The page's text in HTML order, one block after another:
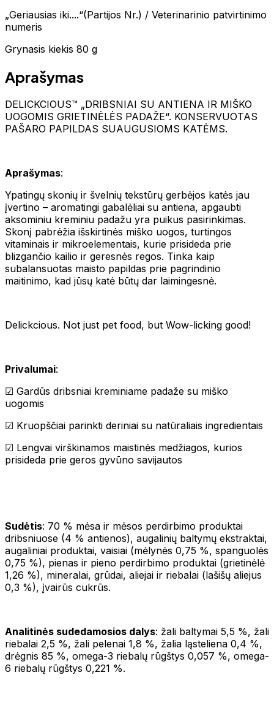
„Geriausias iki....“(Partijos Nr.) / Veterinarinio patvirtinimo
numeris
Grynasis kiekis 80 g
Aprašymas
DELICKCIOUS™ „DRIBSNIAI SU ANTIENA IR MIŠKO
UOGOMIS GRIETINĖLĖS PADAŽE“. KONSERVUOTAS
PAŠARO PAPILDAS SUAUGUSIOMS KATĖMS.
Aprašymas:
Ypatingų skonių ir švelnių tekstūrų gerbėjos katės jau
įvertino – aromatingi gabalėliai su antiena, apgaubti
aksominiu kreminiu padažu yra puikus pasirinkimas.
Skonį pabrėžia išskirtinės miško uogos, turtingos
vitaminais ir mikroelementais, kurie prisideda prie
blizgančio kailio ir geresnės regos. Tinka kaip
subalansuotas maisto papildas prie pagrindinio
maitinimo, kad jūsų katė būtų dar laimingesnė.
Delickcious. Not just pet food, but Wow-licking good!
Privalumai:
☑ Gardūs dribsniai kreminiame padaže su miško
uogomis
☑ Kruopščiai parinkti deriniai su natūraliais ingredientais
☑ Lengvai virškinamos maistinės medžiagos, kurios
prisideda prie geros gyvūno savijautos
Sudėtis: 70 % mėsa ir mėsos perdirbimo produktai
dribsniuose (4 % antienos), augalinių baltymų ekstraktai,
augaliniai produktai, vaisiai (mėlynės 0,75 %, spanguolės
0,75 %), pienas ir pieno perdirbimo produktai (grietinėlė
1,26 %), mineralai, grūdai, aliejai ir riebalai (lašišų aliejus
0,3 %), įvairūs cukrūs.
Analitinės sudedamosios dalys: žali baltymai 5,5 %, žali
riebalai 2,5 %, žali pelenai 1,8 %, žalia ląsteliena 0,4 %,
drėgnis 85 %, omega-3 riebalų rūgštys 0,057 %, omega-
6 riebalų rūgštys 0,221 %.